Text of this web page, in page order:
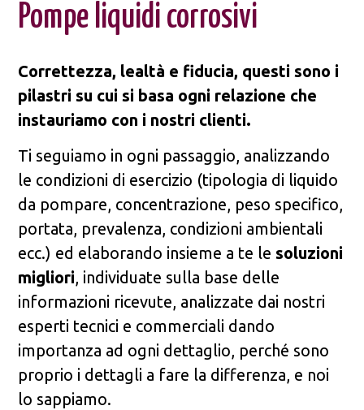
Pompe liquidi corrosivi
Correttezza, lealtà e fiducia, questi sono i
pilastri su cui si basa ogni relazione che
instauriamo con i nostri clienti.
Ti seguiamo in ogni passaggio, analizzando
le condizioni di esercizio (tipologia di liquido
da pompare, concentrazione, peso specifico,
portata, prevalenza, condizioni ambientali
ecc.) ed elaborando insieme a te lesoluzioni
migliori, individuate sulla base delle
informazioni ricevute, analizzate dai nostri
esperti tecnici e commerciali dando
importanza ad ogni dettaglio, perché sono
proprio i dettagli a fare la differenza, e noi
lo sappiamo.